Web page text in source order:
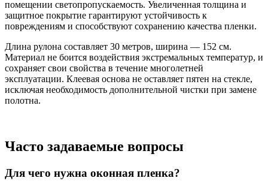
помещении светопропускаемость. Увеличенная толщина и
защитное покрытие гарантируют устойчивость к
повреждениям и способствуют сохранению качества пленки.
Длина рулона составляет 30 метров, ширина — 152 см.
Материал не боится воздействия экстремальных температур, и
сохраняет свои свойства в течение многолетней
эксплуатации. Клеевая основа не оставляет пятен на стекле,
исключая необходимость дополнительной чистки при замене
полотна.
Часто задаваемые вопросы
Для чего нужна оконная пленка?